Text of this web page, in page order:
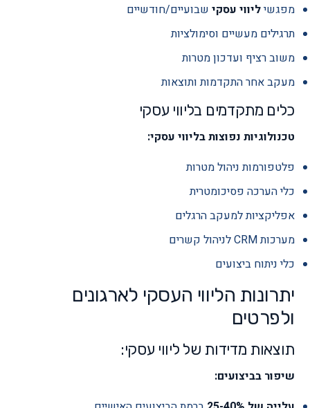
מפגשיליווי עסקי שבועיים/חודשיים
תרגילים מעשיים וסימולציות
משוב רציף ועדכון מטרות
מעקב אחר התקדמות ותוצאות
כלים מתקדמים בליווי עסקי
טכנולוגיות נפוצות בליווי עסקי:
פלטפורמות ניהול מטרות
כלי הערכה פסיכומטרית
אפליקציות למעקב הרגלים
מערכות CRM לניהול קשרים
כלי ניתוח ביצועים
יתרונות הליווי העסקי לארגונים
ולפרטים
תוצאות מדידות של ליווי עסקי:
שיפור בביצועים: